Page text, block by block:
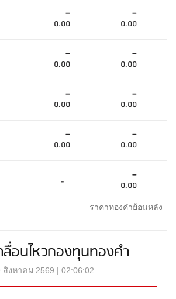
-
0.00
-
0.00
-
0.00
-
0.00
-
0.00
-
0.00
-
0.00
-
0.00
- -
0.00
ราคาทองคำย้อนหลัง
ลื่อนไหวกองทุนทองคำ
สิงหาคม 2569 | 02:06:02